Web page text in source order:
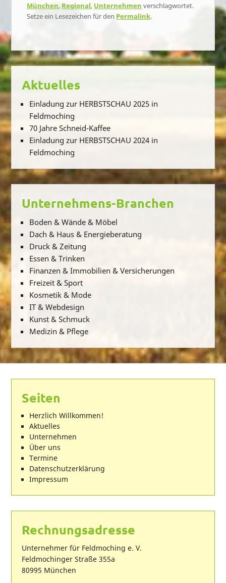
München, Regional, Unternehmen verschlagwortet.
Setze ein Lesezeichen für den Permalink.
Aktuelles
Einladung zur HERBSTSCHAU 2025 in
Feldmoching
70 Jahre Schneid-Kaffee
Einladung zur HERBSTSCHAU 2024 in
Feldmoching
Unternehmens-Branchen
Boden & Wände & Möbel
Dach & Haus & Energieberatung
Druck & Zeitung
Essen & Trinken
Finanzen & Immobilien & Versicherungen
Freizeit & Sport
Kosmetik & Mode
IT & Webdesign
Kunst & Schmuck
Medizin & Pflege
Seiten
Herzlich Willkommen!
Aktuelles
Unternehmen
Über uns
Termine
Datenschutzerklärung
Impressum
Rechnungsadresse
Unternehmer für Feldmoching e. V.
Feldmochinger Straße 355a
80995 München